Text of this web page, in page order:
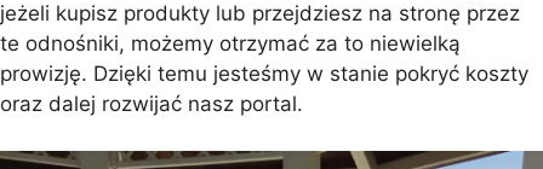
jeżeli kupisz produkty lub przejdziesz na stronę przez
te odnośniki, możemy otrzymać za to niewielką
prowizję. Dzięki temu jesteśmy w stanie pokryć koszty
oraz dalej rozwijać nasz portal.